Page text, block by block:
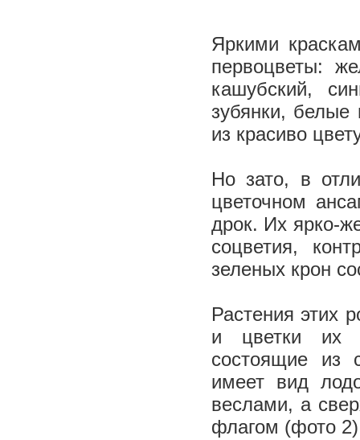
Яркими
первоцветы:
кашубский,
зубянки, белые
из красиво
Но зато, в
цветочном
дрок. Их ярко-
соцветия,
зеленых крон
Растения этих
и цветки их
состоящие из
имеет вид
веслами, а
флагом (фото